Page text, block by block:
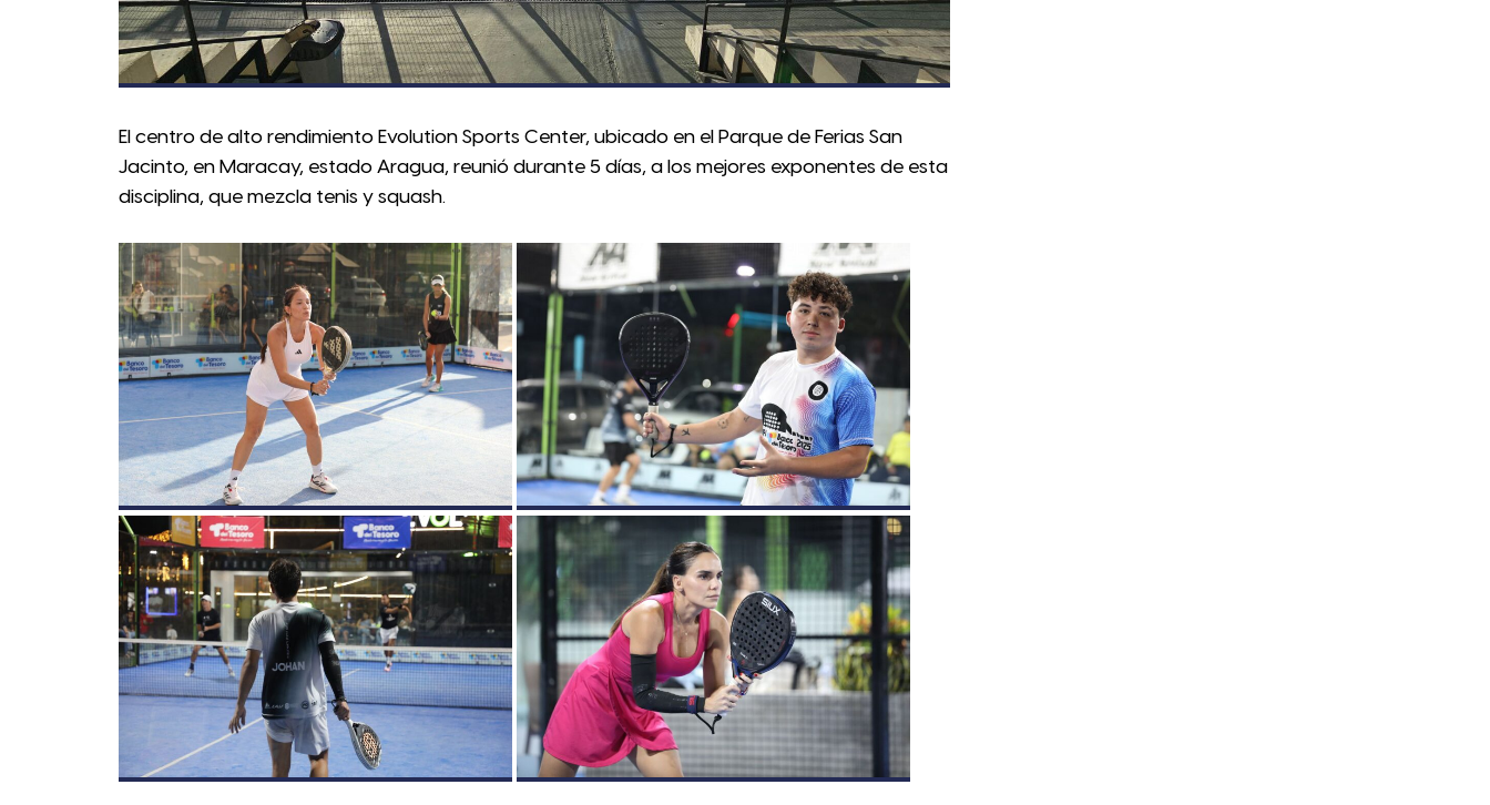
El centro de alto rendimiento Evolution Sports Center, ubicado en el Parque de Ferias San
Jacinto, en Maracay, estado Aragua, reunió durante 5 días, a los mejores exponentes de esta
disciplina, que mezcla tenis y squash.